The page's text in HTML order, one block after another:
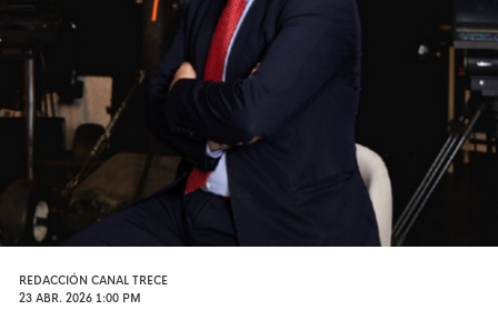
REDACCIÓN CANAL TRECE
23 ABR. 2026 1:00 PM